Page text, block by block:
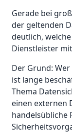
Gerade bei
der geltenden
deutlich,
Dienstleister
Der Grund:
ist lange
Thema
einen externen
handelsübliche